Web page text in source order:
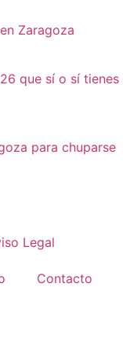
Zaragoza
que sí o sí tienes
para chuparse
Legal
Contacto